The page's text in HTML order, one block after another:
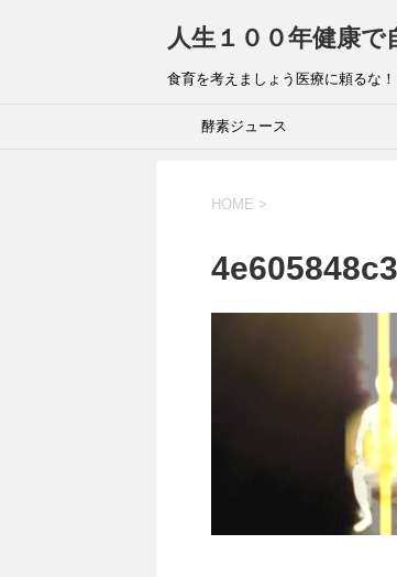
人生１００年健康
食育を考えましょう医療に頼るな！
酵素ジュース
HOME >